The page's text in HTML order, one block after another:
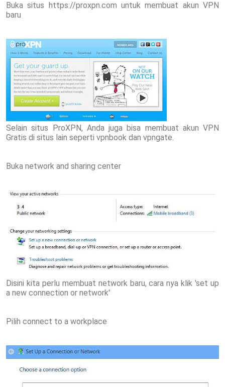
Buka situs https://proxpn.com untuk membuat akun VPN
baru
Selain situs ProXPN, Anda juga bisa membuat akun VPN
Gratis di situs lain seperti vpnbook dan vpngate.
Buka network and sharing center
Disini kita perlu membuat network baru, cara nya klik 'set up
a new connection or network'
Pilih connect to a workplace